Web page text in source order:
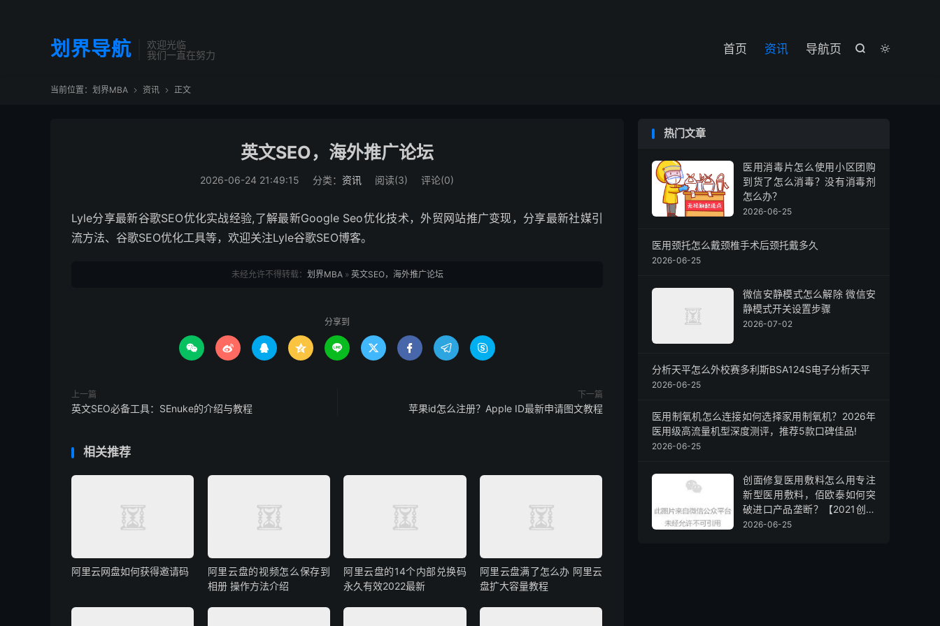
划界导航
欢迎光临
我们一直在努力


首页 资讯 导航页
当前位置： 划界MBA  资讯  正文
英文SEO，海外推广论坛
2026-06-24 21:49:15 分类： 资讯 阅读(3) 评论(0)
Lyle分享最新谷歌SEO优化实战经验,了解最新Google Seo优化技术，外贸网站推广变现，分享最新社媒引
流方法、谷歌SEO优化工具等，欢迎关注Lyle谷歌SEO博客。
未经允许不得转载： 划界MBA» 英文SEO，海外推广论坛
分享到
        
上一篇
英文SEO必备工具：SEnuke的介绍与教程
下一篇
苹果id怎么注册？Apple ID最新申请图文教程
相关推荐
阿里云网盘如何获得邀请码
阿里云盘的视频怎么保存到
相册 操作方法介绍
阿里云盘的14个内部兑换码
永久有效2022最新
阿里云盘满了怎么办 阿里云
盘扩大容量教程
热门文章
医用消毒片怎么使用小区团购
到货了怎么消毒？没有消毒剂
怎么办？
2026-06-25
医用颈托怎么戴颈椎手术后颈托戴多久
2026-06-25
微信安静模式怎么解除 微信安
静模式开关设置步骤
2026-07-02
分析天平怎么外校赛多利斯BSA124S电子分析天平
2026-06-25
医用制氧机怎么连接如何选择家用制氧机？2026年
医用级高流量机型深度测评，推荐5款口碑佳品!
2026-06-25
创面修复医用敷料怎么用专注
新型医用敷料，佰欧泰如何突
破进口产品垄断？【2021创客
广东·生物医药】
2026-06-25